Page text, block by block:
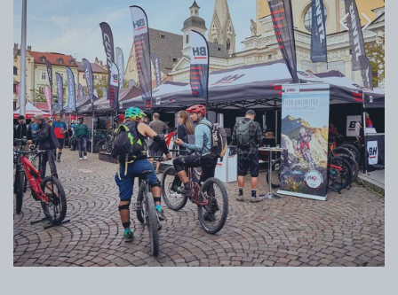
Previous
Next